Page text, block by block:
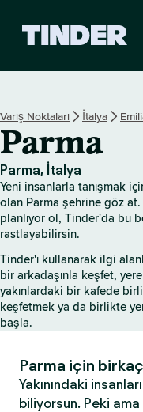
r
S
a
y
Varış Noktaları İtalya
Parma
Parma, İtalya
Yeni insanlarla tanışmak
olan Parma şehrine göz
planlıyor ol, Tinder'da bu
rastlayabilirsin.
Tinder'ı kullanarak ilgi
bir arkadaşınla keşfet,
yakınlardaki bir kafede
keşfetmek ya da birlikte
başla.
Parma için
Yakınındaki
biliyorsun. Peki